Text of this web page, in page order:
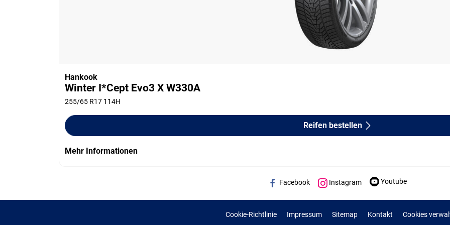
Hankook
Winter I*Cept Evo3 X W330A
255/65 R17 114H
Reifen bestellen
Mehr Informationen
Facebook Instagram Youtube
Cookie-Richtlinie Impressum Sitemap Kontakt Cookies